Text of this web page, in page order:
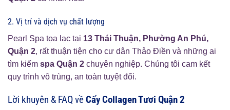
2. Vị trí và dịch vụ chất lượng
Pearl Spa tọa lạc tại 13 Thái Thuận, Phường An Phú,
Quận 2, rất thuận tiện cho cư dân Thảo Điền và những ai
tìm kiếm spa Quận 2 chuyên nghiệp. Chúng tôi cam kết
quy trình vô trùng, an toàn tuyệt đối.
Lời khuyên & FAQ vềCấy Collagen Tươi Quận 2